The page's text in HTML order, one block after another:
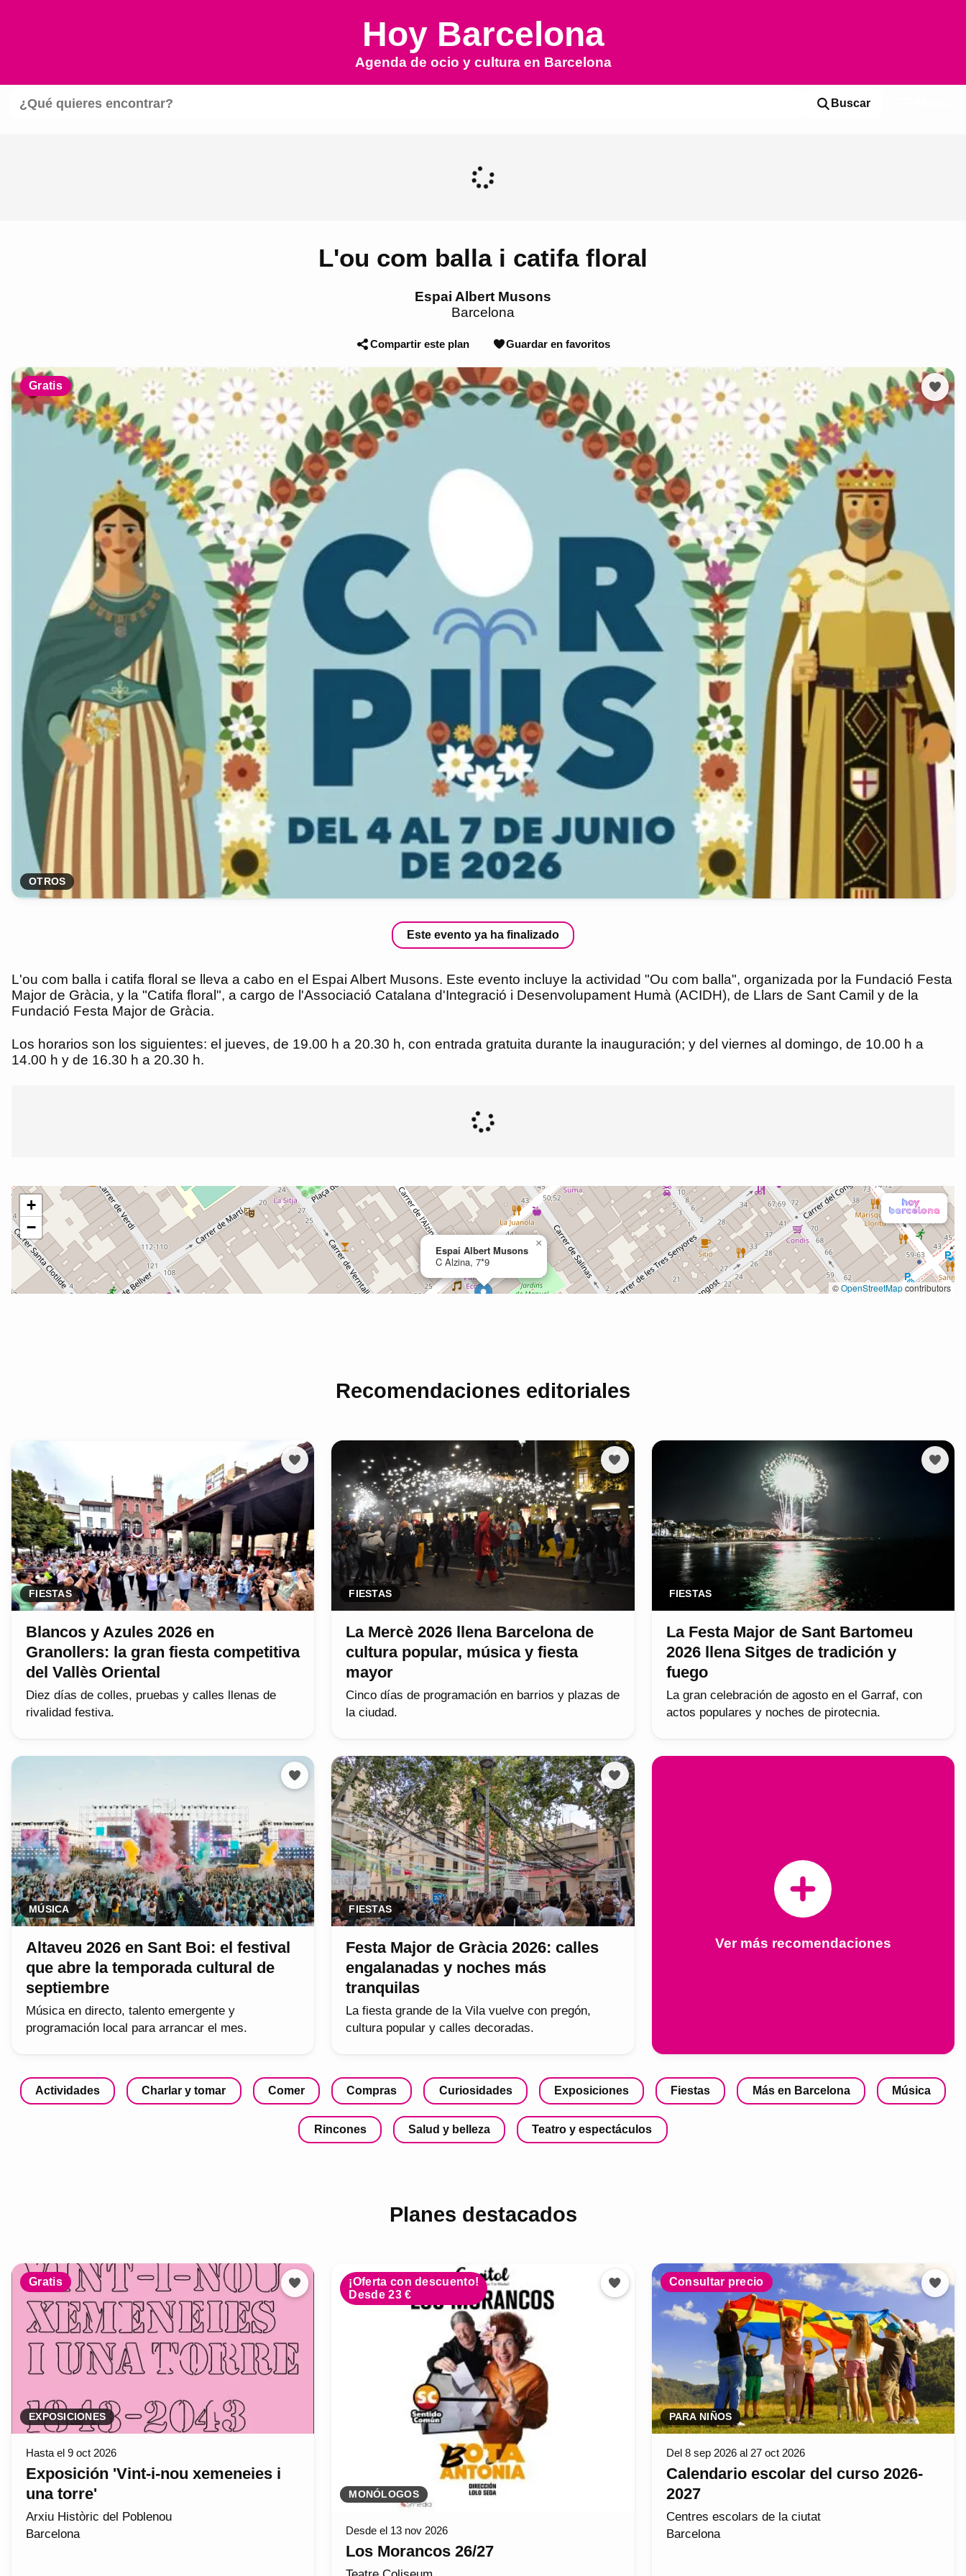
Hoy Barcelona
Agenda de ocio y cultura en Barcelona
Buscar
L'ou com balla i catifa floral
Espai Albert Musons
Barcelona
Compartir este plan Guardar en favoritos
Gratis
OTROS
Este evento ya ha finalizado
L'ou com balla i catifa floral se lleva a cabo en el Espai Albert Musons. Este evento incluye la actividad "Ou com balla", organizada por la Fundació Festa
Major de Gràcia, y la "Catifa floral", a cargo de l'Associació Catalana d'Integració i Desenvolupament Humà (ACIDH), de Llars de Sant Camil y de la
Fundació Festa Major de Gràcia.
Los horarios son los siguientes: el jueves, de 19.00 h a 20.30 h, con entrada gratuita durante la inauguración; y del viernes al domingo, de 10.00 h a
14.00 h y de 16.30 h a 20.30 h.
Recomendaciones editoriales
FIESTAS
Blancos y Azules 2026 en
Granollers: la gran fiesta competitiva
del Vallès Oriental
Diez días de colles, pruebas y calles llenas de
rivalidad festiva.
FIESTAS
La Mercè 2026 llena Barcelona de
cultura popular, música y fiesta
mayor
Cinco días de programación en barrios y plazas de
la ciudad.
FIESTAS
La Festa Major de Sant Bartomeu
2026 llena Sitges de tradición y
fuego
La gran celebración de agosto en el Garraf, con
actos populares y noches de pirotecnia.
MÚSICA
Altaveu 2026 en Sant Boi: el festival
que abre la temporada cultural de
septiembre
Música en directo, talento emergente y
programación local para arrancar el mes.
FIESTAS
Festa Major de Gràcia 2026: calles
engalanadas y noches más
tranquilas
La fiesta grande de la Vila vuelve con pregón,
cultura popular y calles decoradas.
Ver más recomendaciones
Actividades Charlar y tomar Comer Compras Curiosidades Exposiciones Fiestas Más en Barcelona Música
Rincones Salud y belleza Teatro y espectáculos
Planes destacados
Gratis
EXPOSICIONES
Hasta el 9 oct 2026
Exposición 'Vint-i-nou xemeneies i
una torre'
Arxiu Històric del Poblenou
Barcelona
¡Oferta con descuento!
Desde 23 €
MONÓLOGOS
Desde el 13 nov 2026
Los Morancos 26/27
Consultar precio
PARA NIÑOS
Del 8 sep 2026 al 27 oct 2026
Calendario escolar del curso 2026-
2027
Centres escolars de la ciutat
Barcelona